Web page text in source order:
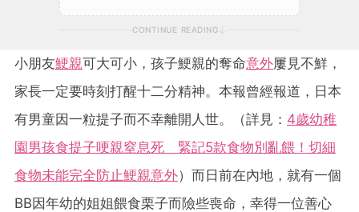
CONTINUE READING
小朋友鯁親可大可小，孩子鯁親的奪命意外屢見不鮮，
家長一定要時刻打醒十二分精神。本報曾經報道，日本
有男童因一粒提子而不幸離開人世。（詳見： 4歲幼稚
園男孩食提子哽親窒息死 緊記5款食物別亂餵！切細
食物未能完全防止鯁親意外）而日前在內地，就有一個
BB因年幼的姐姐餵食栗子而險些喪命，幸得一位善心